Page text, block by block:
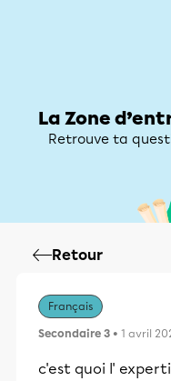
La Zone
Retrouve ta
Retour
Français
Secondaire 3 • 1 avril
c'est quoi l'